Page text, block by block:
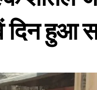
दिन हुआ